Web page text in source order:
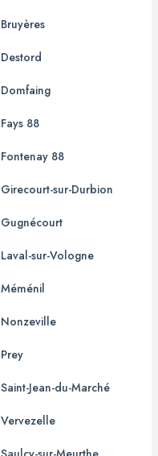
Bruyères
Destord
Domfaing
Fays 88
Fontenay 88
Girecourt-sur-Durbion
Gugnécourt
Laval-sur-Vologne
Méménil
Nonzeville
Prey
Saint-Jean-du-Marché
Vervezelle